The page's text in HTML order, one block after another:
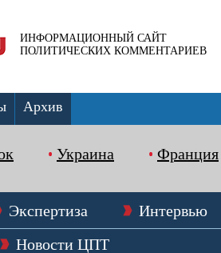
ИНФОРМАЦИОННЫЙ САЙТ
ПОЛИТИЧЕСКИХ КОММЕНТАРИЕВ
Архив
Украина Франция
Экспертиза Интервью
Новости ЦПТ